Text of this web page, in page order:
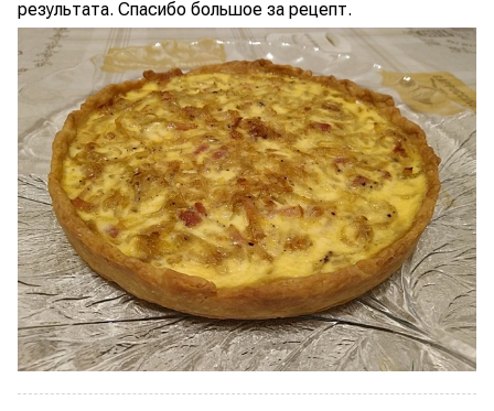
результата. Спасибо большое за рецепт.